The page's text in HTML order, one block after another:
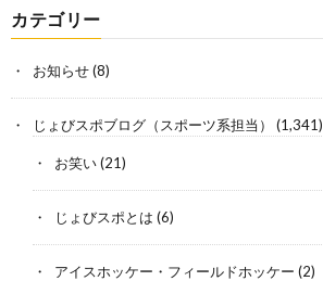
カテゴリー
お知らせ(8)
じょびスポブログ（スポーツ系担当） (1,341)
お笑い(21)
じょびスポとは (6)
アイスホッケー・フィールドホッケー (2)